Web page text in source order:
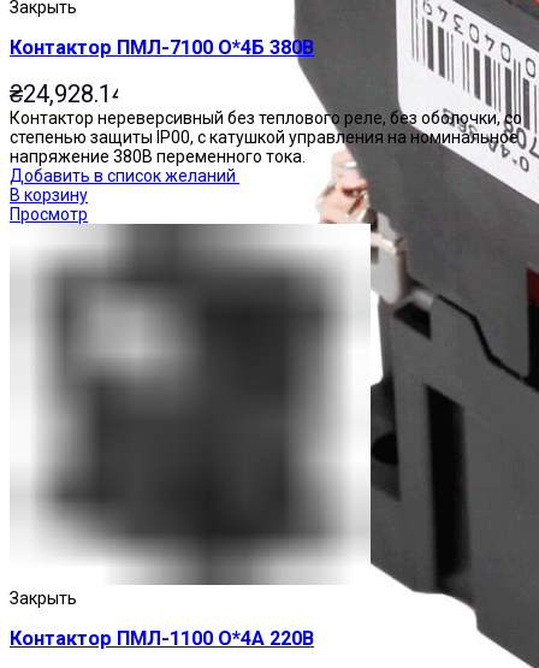
Закрыть
Контактор ПМЛ-7100 О*4Б 380В
₴24,928.14
Контактор нереверсивный без теплового реле, без оболочки, со
степенью защиты IP00, с катушкой управления на номинальное
напряжение 380В переменного тока.
Добавить в список желаний
В корзину
Просмотр
Закрыть
Контактор ПМЛ-1100 О*4А 220В